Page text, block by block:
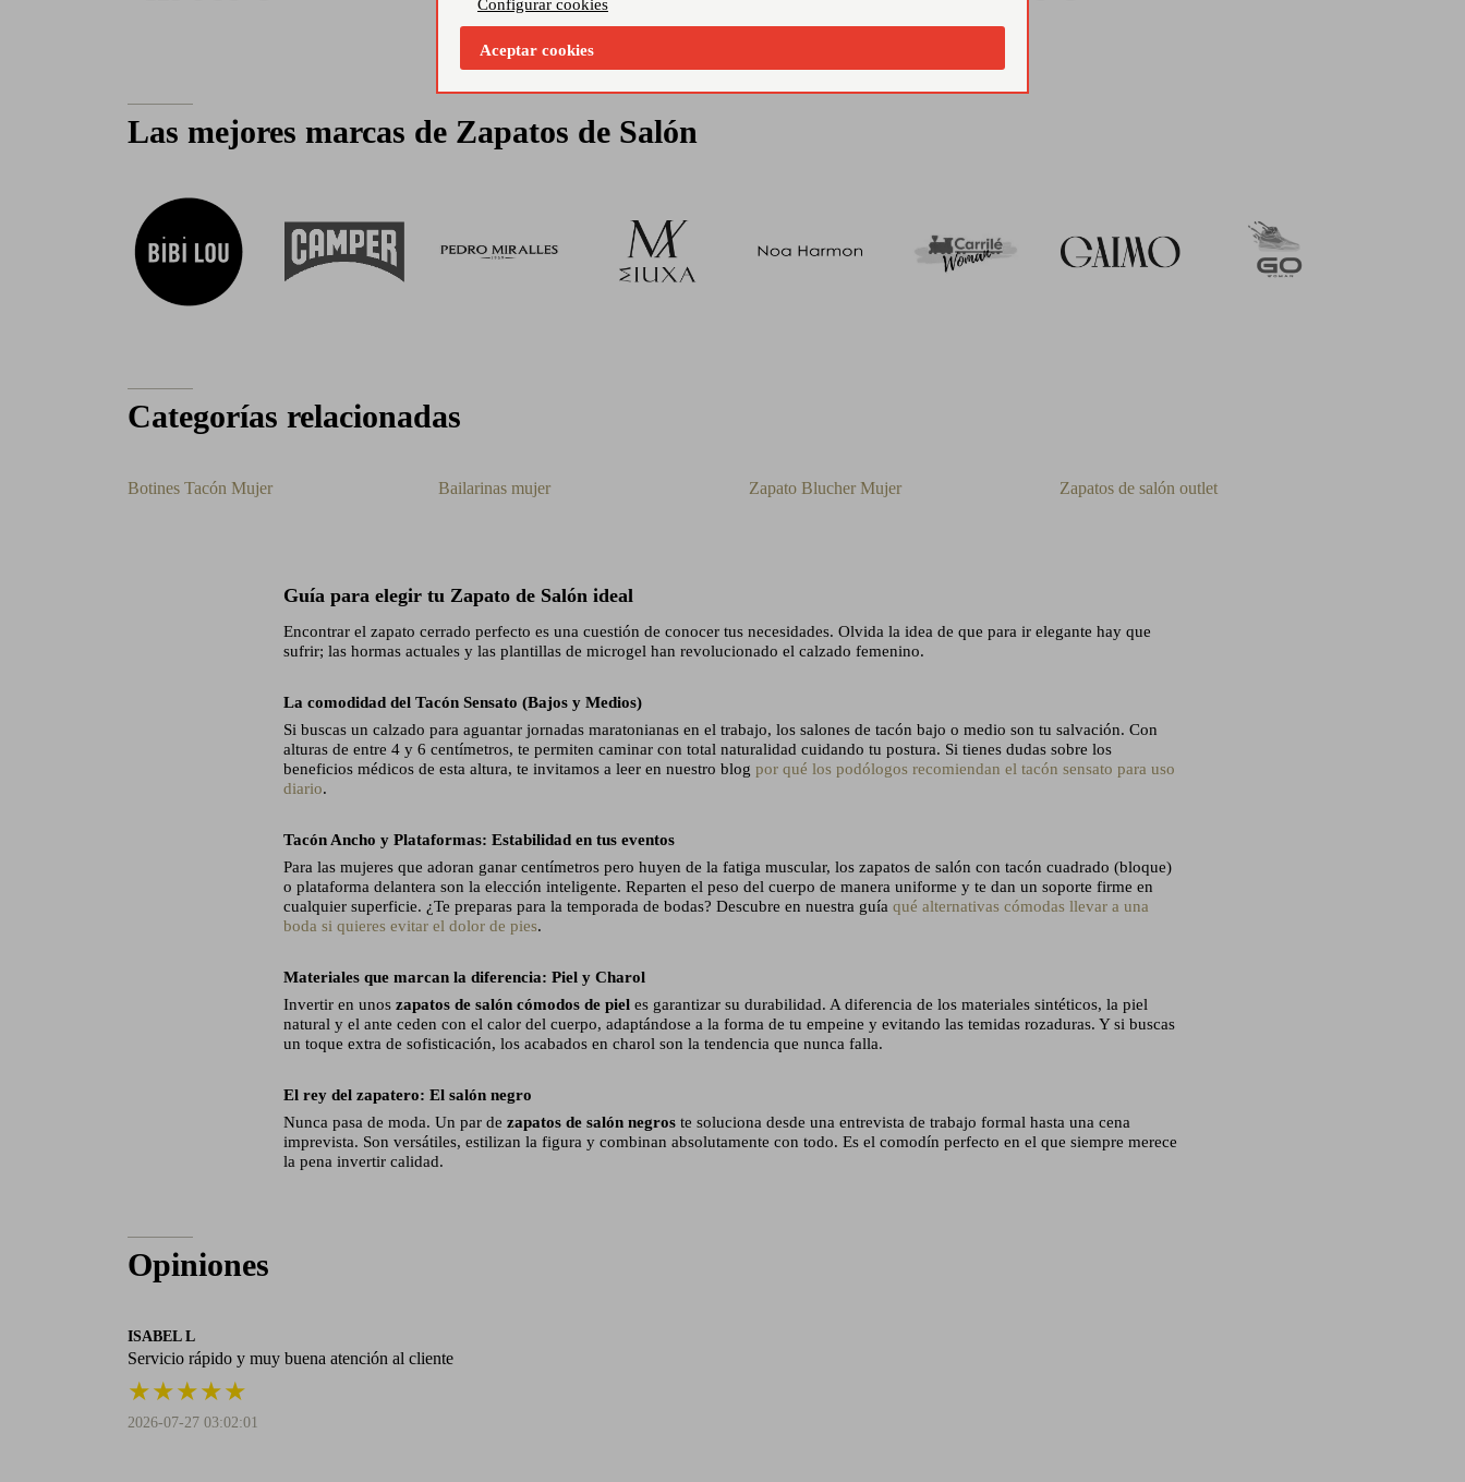
Las mejores marcas de Zapatos de Salón
Categorías relacionadas
Botines Tacón Mujer Bailarinas mujer Zapato Blucher Mujer Zapatos de salón outlet
Guía para elegir tu Zapato de Salón ideal
Encontrar el zapato cerrado perfecto es una cuestión de conocer tus necesidades. Olvida la idea de que para ir elegante hay que
sufrir; las hormas actuales y las plantillas de microgel han revolucionado el calzado femenino.
La comodidad del Tacón Sensato (Bajos y Medios)
Si buscas un calzado para aguantar jornadas maratonianas en el trabajo, los salones de tacón bajo o medio son tu salvación. Con
alturas de entre 4 y 6 centímetros, te permiten caminar con total naturalidad cuidando tu postura. Si tienes dudas sobre los
beneficios médicos de esta altura, te invitamos a leer en nuestro blog por qué los podólogos recomiendan el tacón sensato para uso
diario.
Tacón Ancho y Plataformas: Estabilidad en tus eventos
Para las mujeres que adoran ganar centímetros pero huyen de la fatiga muscular, los zapatos de salón con tacón cuadrado (bloque)
o plataforma delantera son la elección inteligente. Reparten el peso del cuerpo de manera uniforme y te dan un soporte firme en
cualquier superficie. ¿Te preparas para la temporada de bodas? Descubre en nuestra guía qué alternativas cómodas llevar a una
boda si quieres evitar el dolor de pies.
Materiales que marcan la diferencia: Piel y Charol
Invertir en unos zapatos de salón cómodos de pieles garantizar su durabilidad. A diferencia de los materiales sintéticos, la piel
natural y el ante ceden con el calor del cuerpo, adaptándose a la forma de tu empeine y evitando las temidas rozaduras. Y si buscas
un toque extra de sofisticación, los acabados en charol son la tendencia que nunca falla.
El rey del zapatero: El salón negro
Nunca pasa de moda. Un par de zapatos de salón negroste soluciona desde una entrevista de trabajo formal hasta una cena
imprevista. Son versátiles, estilizan la figura y combinan absolutamente con todo. Es el comodín perfecto en el que siempre merece
la pena invertir calidad.
Opiniones
ISABEL L
Servicio rápido y muy buena atención al cliente
★★★★★
2026-07-27 03:02:01
Configurar cookies
Aceptar cookies